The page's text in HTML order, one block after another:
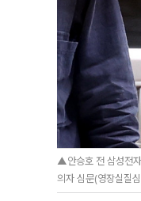
▲안승호 전 삼성전
의자 심문(영장실질